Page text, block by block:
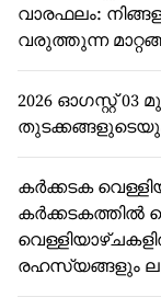
വാരഫലം:
വരുത്തുന്ന
2026 ഓഗസ്റ്റ്
കർക്കടക
കർക്കടകത്തിൽ
രഹസ്യങ്ങളും